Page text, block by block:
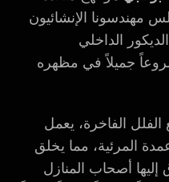
مهندسونا الإنشائيون
الداخلي
جميلاً في مظهره
الفاخرة، يعمل
المرئية، مما يخلق
أصحاب المنازل